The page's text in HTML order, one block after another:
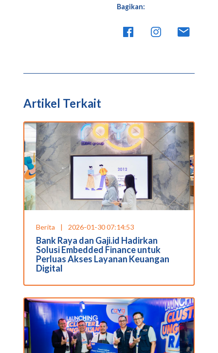
Bagikan:
Artikel Terkait
Berita | 2026-01-30 07:14:53
Bank Raya dan Gaji.id Hadirkan
Solusi Embedded Finance untuk
Perluas Akses Layanan Keuangan
Digital